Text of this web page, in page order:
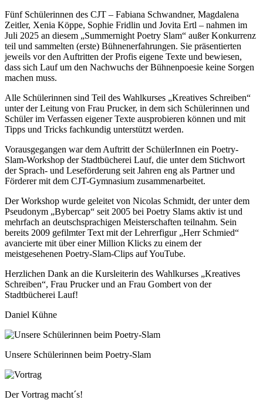
Fünf Schülerinnen des CJT – Fabiana Schwandner, Magdalena
Zeitler, Xenia Köppe, Sophie Fridlin und Jovita Ertl – nahmen im
Juli 2025 an diesem „Summernight Poetry Slam“ außer Konkurrenz
teil und sammelten (erste) Bühnenerfahrungen. Sie präsentierten
jeweils vor den Auftritten der Profis eigene Texte und bewiesen,
dass sich Lauf um den Nachwuchs der Bühnenpoesie keine Sorgen
machen muss.
Alle Schülerinnen sind Teil des Wahlkurses „Kreatives Schreiben“
unter der Leitung von Frau Prucker, in dem sich Schülerinnen und
Schüler im Verfassen eigener Texte ausprobieren können und mit
Tipps und Tricks fachkundig unterstützt werden.
Vorausgegangen war dem Auftritt der SchülerInnen ein Poetry-
Slam-Workshop der Stadtbücherei Lauf, die unter dem Stichwort
der Sprach- und Leseförderung seit Jahren eng als Partner und
Förderer mit dem CJT-Gymnasium zusammenarbeitet.
Der Workshop wurde geleitet von Nicolas Schmidt, der unter dem
Pseudonym „Bybercap“ seit 2005 bei Poetry Slams aktiv ist und
mehrfach an deutschsprachigen Meisterschaften teilnahm. Sein
bereits 2009 gefilmter Text mit der Lehrerfigur „Herr Schmied“
avancierte mit über einer Million Klicks zu einem der
meistgesehenen Poetry-Slam-Clips auf YouTube.
Herzlichen Dank an die Kursleiterin des Wahlkurses „Kreatives
Schreiben“, Frau Prucker und an Frau Gombert von der
Stadtbücherei Lauf!
Daniel Kühne
Rasterbild
Bildunterschrift
Unsere Schülerinnen beim Poetry-Slam
Zusätzliche Bilder
Image
Bildunterschrift
Der Vortrag macht´s!